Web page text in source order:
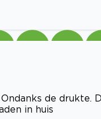
de drukte.
in huis